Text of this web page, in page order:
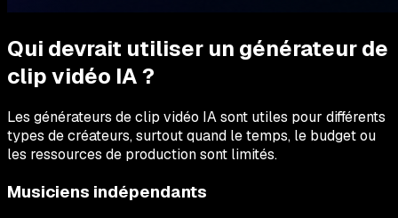
Qui devrait utiliser un générateur de
clip vidéo IA ?
Les générateurs de clip vidéo IA sont utiles pour différents
types de créateurs, surtout quand le temps, le budget ou
les ressources de production sont limités.
Musiciens indépendants